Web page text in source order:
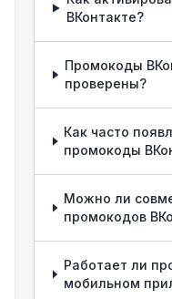
ВКонтакте?
Промокоды
проверены?
Как часто
промокоды
Можно ли
промокодов
Работает ли
мобильном